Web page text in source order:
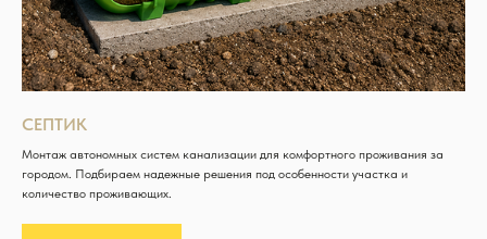
СЕПТИК
Монтаж автономных систем канализации для комфортного проживания за
городом. Подбираем надежные решения под особенности участка и
количество проживающих.